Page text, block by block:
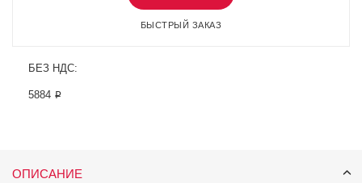
БЫСТРЫЙ ЗАКАЗ
БЕЗ НДС:
5884 ₽
ОПИСАНИЕ